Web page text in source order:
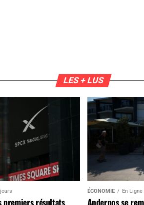
LES + LUS
premiers résultats
ÉCONOMIE En
Andernos se